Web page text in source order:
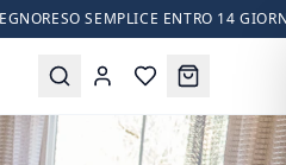
RESO SEMPLICE ENTRO 14